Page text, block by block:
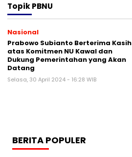
TopikPBNU
Nasional
Prabowo Subianto Berterima Kasih
atas Komitmen NU Kawal dan
Dukung Pemerintahan yang Akan
Datang
Selasa, 30 April 2024 - 16:28 WIB
BERITA POPULER